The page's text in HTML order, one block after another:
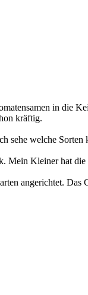
in die
kräftig.
sehe welche
Mein Kleiner hat
angerichtet.